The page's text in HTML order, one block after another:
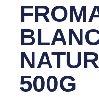
500G